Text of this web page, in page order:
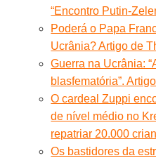
“Encontro Putin-
Poderá o Papa
Ucrânia? Artigo de
Guerra na Ucrânia:
blasfematória”.
O cardeal Zuppi
de nível médio no
repatriar 20.000
Os bastidores da